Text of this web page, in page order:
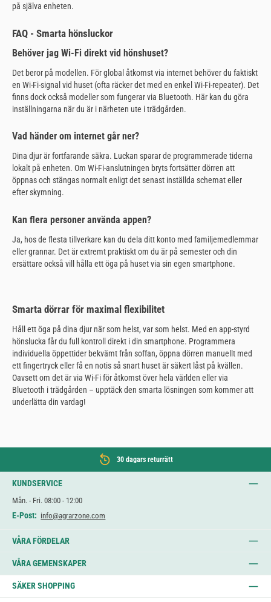
på själva enheten.
FAQ - Smarta hönsluckor
Behöver jag Wi-Fi direkt vid hönshuset?
Det beror på modellen. För global åtkomst via internet behöver du faktiskt
en Wi-Fi-signal vid huset (ofta räcker det med en enkel Wi-Fi-repeater). Det
finns dock också modeller som fungerar via Bluetooth. Här kan du göra
inställningarna när du är i närheten ute i trädgården.
Vad händer om internet går ner?
Dina djur är fortfarande säkra. Luckan sparar de programmerade tiderna
lokalt på enheten. Om Wi-Fi-anslutningen bryts fortsätter dörren att
öppnas och stängas normalt enligt det senast inställda schemat eller
efter skymning.
Kan flera personer använda appen?
Ja, hos de flesta tillverkare kan du dela ditt konto med familjemedlemmar
eller grannar. Det är extremt praktiskt om du är på semester och din
ersättare också vill hålla ett öga på huset via sin egen smartphone.
Smarta dörrar för maximal flexibilitet
Håll ett öga på dina djur när som helst, var som helst. Med en app-styrd
hönslucka får du full kontroll direkt i din smartphone. Programmera
individuella öppettider bekvämt från soffan, öppna dörren manuellt med
ett fingertryck eller få en notis så snart huset är säkert låst på kvällen.
Oavsett om det är via Wi-Fi för åtkomst över hela världen eller via
Bluetooth i trädgården – upptäck den smarta lösningen som kommer att
underlätta din vardag!
30 dagars returrätt
KUNDSERVICE
Mån. - Fri. 08:00 - 12:00
E-Post: info@agrarzone.com
VÅRA FÖRDELAR
VÅRA GEMENSKAPER
SÄKER SHOPPING